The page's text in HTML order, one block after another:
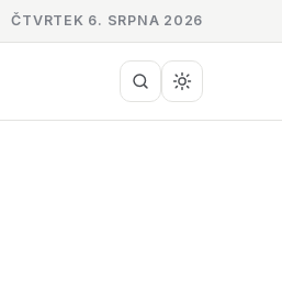
ČTVRTEK 6. SRPNA 2026